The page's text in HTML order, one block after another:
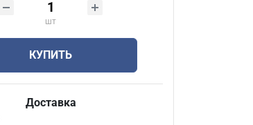
шт
КУПИТЬ
Доставка